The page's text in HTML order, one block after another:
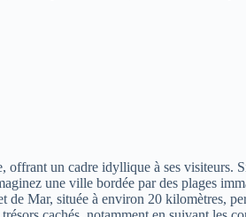
offrant un cadre idyllique à ses visiteurs.
une ville bordée par des plages
Mar, située à environ 20 kilomètres,